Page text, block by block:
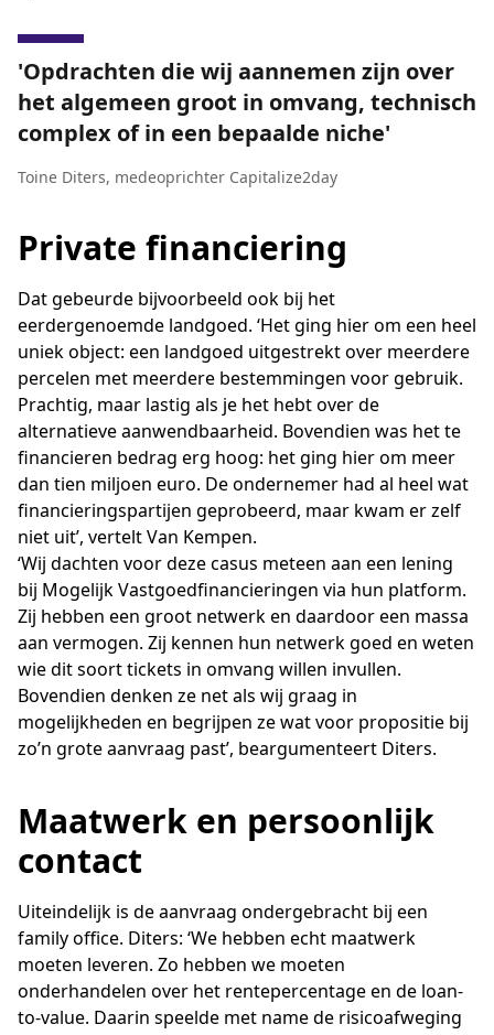
Opdrachten die wij aannemen zijn over
het algemeen groot in omvang, technisch
complex of in een bepaalde niche
Toine Diters, medeoprichter Capitalize2day
Private financiering
Dat gebeurde bijvoorbeeld ook bij het
eerdergenoemde landgoed. ‘Het ging hier om een heel
uniek object: een landgoed uitgestrekt over meerdere
percelen met meerdere bestemmingen voor gebruik.
Prachtig, maar lastig als je het hebt over de
alternatieve aanwendbaarheid. Bovendien was het te
financieren bedrag erg hoog: het ging hier om meer
dan tien miljoen euro. De ondernemer had al heel wat
financieringspartijen geprobeerd, maar kwam er zelf
niet uit’, vertelt Van Kempen.
‘Wij dachten voor deze casus meteen aan een lening
bij Mogelijk Vastgoedfinancieringen via hun platform.
Zij hebben een groot netwerk en daardoor een massa
aan vermogen. Zij kennen hun netwerk goed en weten
wie dit soort tickets in omvang willen invullen.
Bovendien denken ze net als wij graag in
mogelijkheden en begrijpen ze wat voor propositie bij
zo’n grote aanvraag past’, beargumenteert Diters.
Maatwerk en persoonlijk
contact
Uiteindelijk is de aanvraag ondergebracht bij een
family office. Diters: ‘We hebben echt maatwerk
moeten leveren. Zo hebben we moeten
onderhandelen over het rentepercentage en de loan-
to-value. Daarin speelde met name de risicoafweging